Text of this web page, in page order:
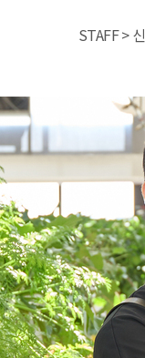
STAFF >